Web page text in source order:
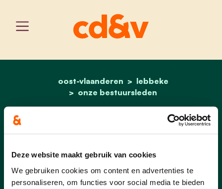
Deze website maakt gebruik van cookies
We gebruiken cookies om content en advertenties te
personaliseren, om functies voor social media te bieden
home
oost-vlaanderen
lebbeke
onze bestuursleden
maryke moens
Maryke Moens
Voorzitter CD&V Lebbeke,
Denderbelle, Wieze